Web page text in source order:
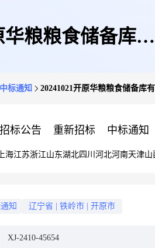
华粮粮食储备库有
标通知 20241021开原华粮粮食储备库
招标公告 重新招标 中标通知
上海江苏浙江山东湖北四川 河北河南天津山
知 辽宁省 铁岭市 开原市
XJ-2410-45654